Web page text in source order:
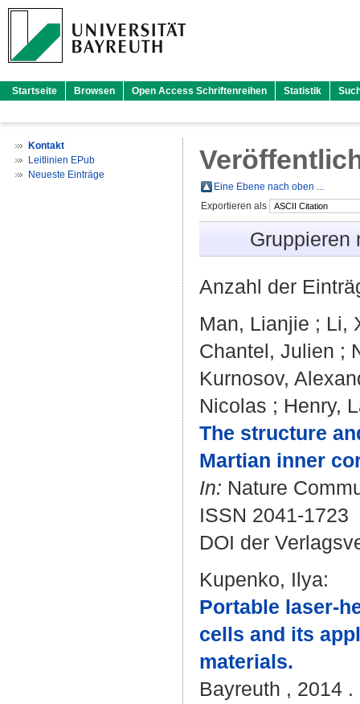
Startseite Browsen Open Access Schriftenreihen Statistik
Kontakt
Leitlinien EPub
Neueste Einträge
Eine Ebene nach oben ...
Exportieren als
Anzahl der
Man, Lianjie ; Li,
Chantel, Julien ;
Kurnosov,
Nicolas ; Henry,
The structure
Martian inner
In: Nature
ISSN 2041-1723
DOI der
Kupenko, Ilya:
Portable laser-
cells and its
materials.
Bayreuth , 2014 .